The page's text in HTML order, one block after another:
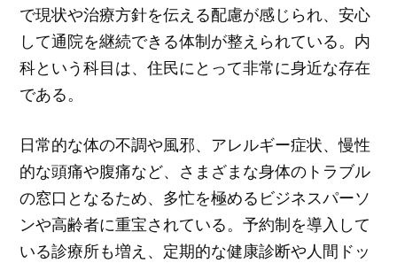
で現状や治療方針を伝える配慮が感じられ、安心
して通院を継続できる体制が整えられている。内
科という科目は、住民にとって非常に身近な存在
である。
日常的な体の不調や風邪、アレルギー症状、慢性
的な頭痛や腹痛など、さまざまな身体のトラブル
の窓口となるため、多忙を極めるビジネスパーソ
ンや高齢者に重宝されている。予約制を導入して
いる診療所も増え、定期的な健康診断や人間ドッ